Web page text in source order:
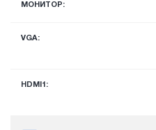
МОНИТОР:
VGA:
HDMI1: